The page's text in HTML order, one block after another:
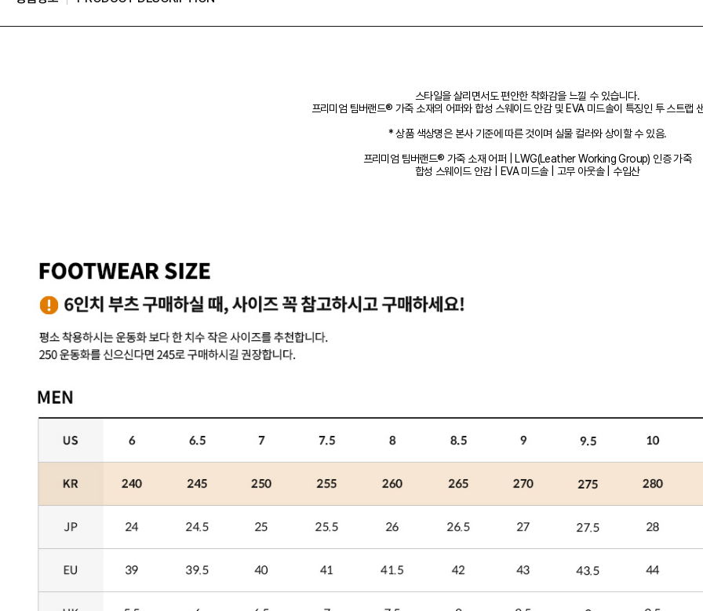
스타일을 살리면서도 편안한 착화감을 느낄 수 있습니다.
프리미엄 팀버랜드® 가죽 소재의 어퍼와 합성 스웨이드 안감 및 EVA 미드솔이 특징인 투 스트랩
* 상품 색상명은 본사 기준에 따른 것이며 실물 컬러와 상이할 수 있음.
프리미엄 팀버랜드® 가죽 소재 어퍼 | LWG(Leather Working Group) 인증 가죽
합성 스웨이드 안감 | EVA 미드솔 | 고무 아웃솔 | 수입산